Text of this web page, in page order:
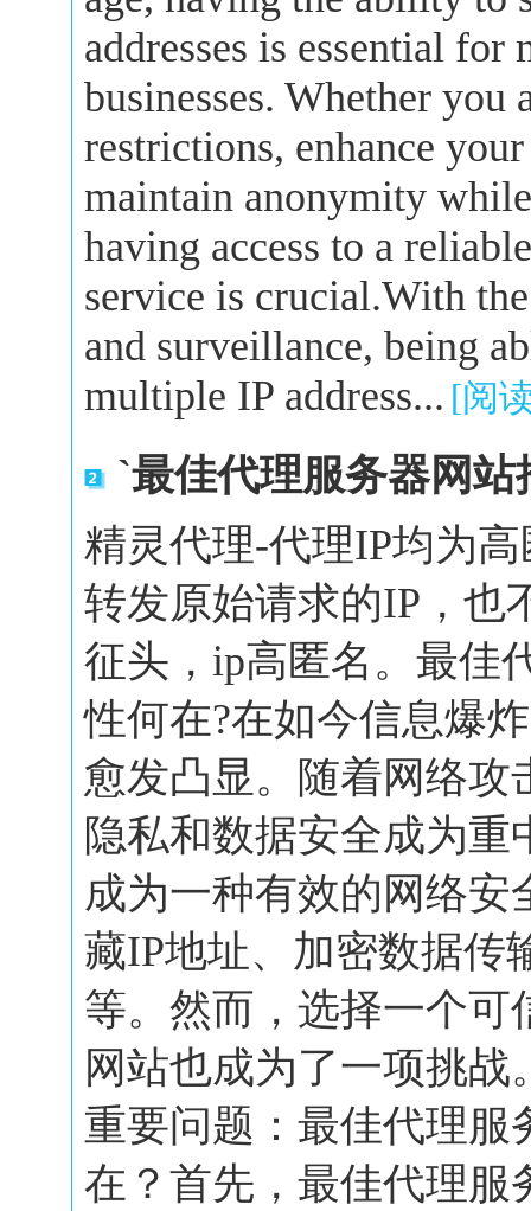
addresses is essential
businesses. Whether you
restrictions, enhance
maintain anonymity
having access to a
service is crucial.With
and surveillance, being
multiple IP address... [阅
`最佳代理服务器网
精灵代理-代理IP均为
转发原始请求的IP，也
征头，ip高匿名。最佳
性何在?在如今信息爆
愈发凸显。随着网络攻
隐私和数据安全成为
成为一种有效的网络
藏IP地址、加密数据传
等。然而，选择一个可
网站也成为了一项挑
重要问题：最佳代理服
在？首先，最佳代理服